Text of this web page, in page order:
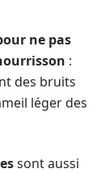
ne pas
:
des bruits
léger des
sont aussi